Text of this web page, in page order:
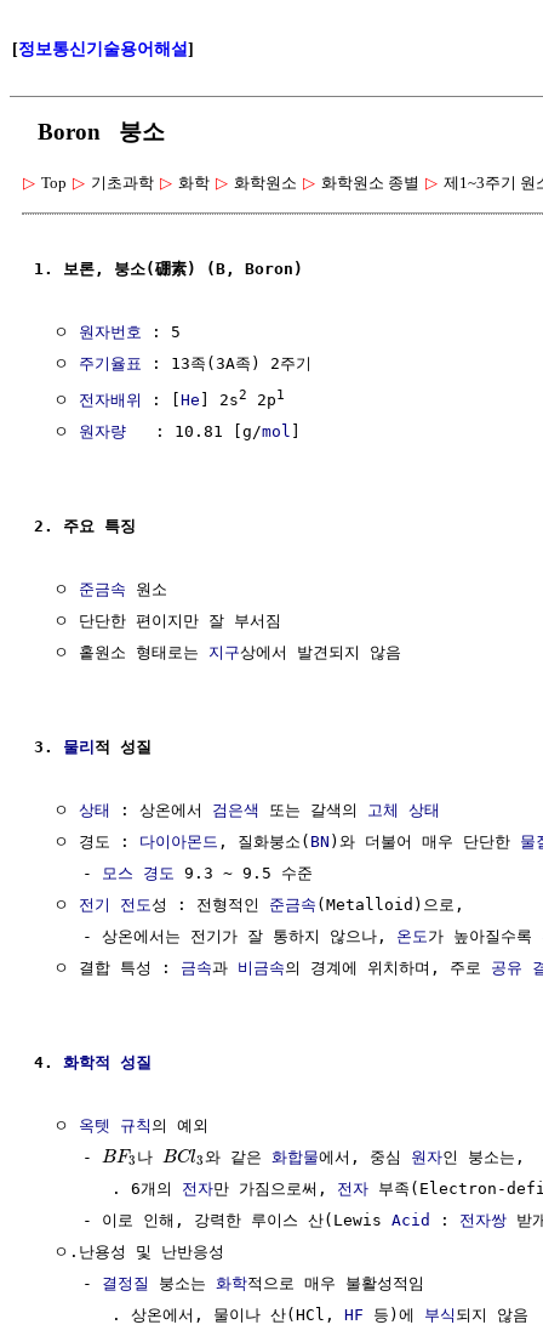
[정보통신기술용어해설]
Boron 붕소
▷ Top ▷ 기초과학 ▷ 화학 ▷ 화학원소 ▷ 화학원소 종별 ▷ 제1~3주기 원
1. 보론, 붕소(硼素) (B, Boron)
  ㅇ
원자번호 : 5
  ㅇ
주기율표 : 13족(3A족) 2주기
  ㅇ
전자배위 : [ He ] 2s2 2p1
  ㅇ
원자량
   : 10.81 [g/
mol
2. 주요 특징
  ㅇ
준금속 원소
  ㅇ 단단한 편이지만 잘 부서짐
  ㅇ 홑원소 형태로는
지구상에서 발견되지 않음
3. 물리 적 성질
  ㅇ
상태 : 상온에서 검은색 또는 갈색의 고체
상태
  ㅇ 경도 :
다이아몬드 , 질화붕소( BN )와 더불어 매우 단단한 물
     -
모스 경도
9.3 ~ 9.5 수준
  ㅇ
전기 전도 성 : 전형적인 준금속 (Metalloid)으로,
     - 상온에서는 전기가 잘 통하지 않으나,
온도 가 높아질수록
  ㅇ 결합 특성 :
금속과 비금속의 경계에 위치하며, 주로 공유
4. 화학적 성질
  ㅇ
옥텟 규칙 의 예외
     -
BF3 나 BCl3와 같은 화합물에서, 중심 원자인 붕소는,
        . 6개의
전자만 가짐으로써, 전자 부족(Electron-
     - 이로 인해, 강력한 루이스 산(Lewis
Acid : 전자쌍 받
  ㅇ.난용성 및 난반응성
     -
결정질 붕소는 화학적으로 매우 불활성적임
        . 상온에서, 물이나 산(HCl,
HF 등)에 부식 되지 않음